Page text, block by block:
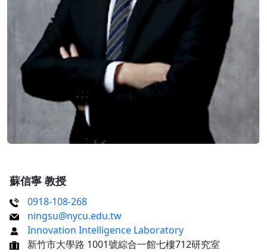
蘇信寧 教授
0918-108-268
ningsu@nycu.edu.tw
Innovation Intelligence Laboratory
新竹市大學路 1001號綜合一館七樓712研究室